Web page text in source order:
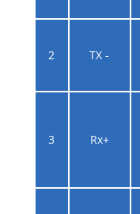
2 TX -
3 Rx+